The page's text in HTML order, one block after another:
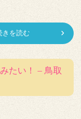
きを読む
たい！ – 鳥取